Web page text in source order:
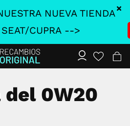
NUEVA TIENDA
CUPRA -->
del 0W20